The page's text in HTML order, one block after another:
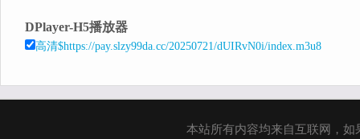
DPlayer-H5播放器
高清$https://pay.slzy99da.cc/20250721/dUIRvN0i/index.m3u8
本站所有内容均来自互联网，